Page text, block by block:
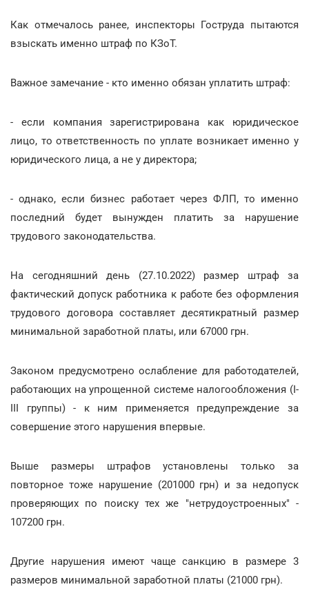
Как отмечалось ранее, инспекторы Гоструда пытаются
взыскать именно штраф по КЗоТ.
Важное замечание - кто именно обязан уплатить штраф:
- если компания зарегистрирована как юридическое
лицо, то ответственность по уплате возникает именно у
юридического лица, а не у директора;
- однако, если бизнес работает через ФЛП, то именно
последний будет вынужден платить за нарушение
трудового законодательства.
На сегодняшний день (27.10.2022) размер штраф за
фактический допуск работника к работе без оформления
трудового договора составляет десятикратный размер
минимальной заработной платы, или 67000 грн.
Законом предусмотрено ослабление для работодателей,
работающих на упрощенной системе налогообложения (I-
III группы) - к ним применяется предупреждение за
совершение этого нарушения впервые.
Выше размеры штрафов установлены только за
повторное тоже нарушение (201000 грн) и за недопуск
проверяющих по поиску тех же "нетрудоустроенных" -
107200 грн.
Другие нарушения имеют чаще санкцию в размере 3
размеров минимальной заработной платы (21000 грн).